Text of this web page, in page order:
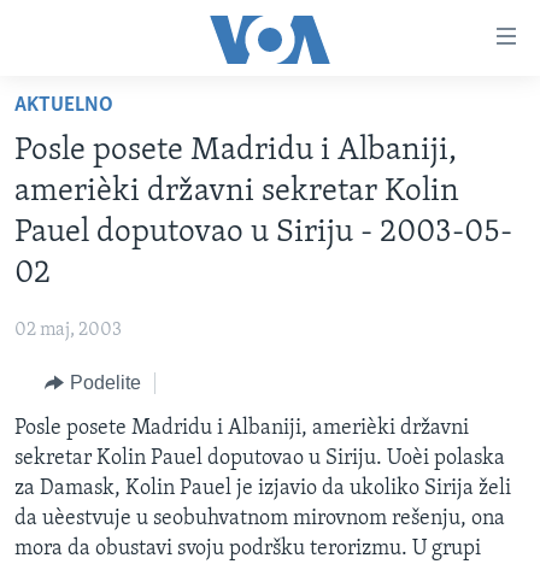
glavni
sadržaj
na
glavnu
navigaciju
na
NASLOVNA
RUBRIKE
AMERIKA
BALKAN
EKONOMIJA
NAUKA I TEHNOLOGIJA
MEDICINA
KULTURA
DRUŠTVO
TV PROGRAM
OTVORENI STUDIO
Learning English
PRATITE NAS
Jezici
AKTUELNO
Posle posete Madridu i Albaniji,
amerièki državni sekretar Kolin
Pauel doputovao u Siriju - 2003-05-
02
02 maj, 2003
Podelite
Posle posete Madridu i Albaniji, amerièki državni
sekretar Kolin Pauel doputovao u Siriju. Uoèi polaska
za Damask, Kolin Pauel je izjavio da ukoliko Sirija želi
da uèestvuje u seobuhvatnom mirovnom rešenju, ona
mora da obustavi svoju podršku terorizmu. U grupi